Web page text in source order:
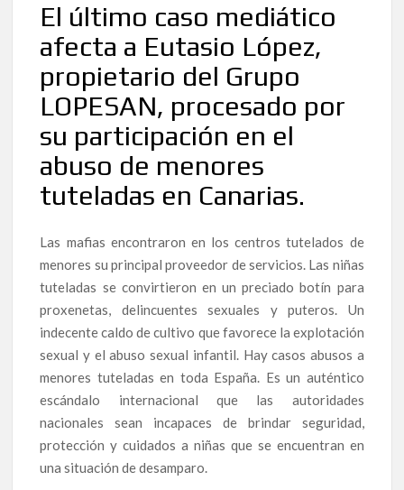
El último caso mediático
afecta a Eutasio López,
propietario del Grupo
LOPESAN, procesado por
su participación en el
abuso de menores
tuteladas en Canarias.
Las mafias encontraron en los centros tutelados de
menores su principal proveedor de servicios. Las niñas
tuteladas se convirtieron en un preciado botín para
proxenetas, delincuentes sexuales y puteros. Un
indecente caldo de cultivo que favorece la explotación
sexual y el abuso sexual infantil. Hay casos abusos a
menores tuteladas en toda España. Es un auténtico
escándalo internacional que las autoridades
nacionales sean incapaces de brindar seguridad,
protección y cuidados a niñas que se encuentran en
una situación de desamparo.